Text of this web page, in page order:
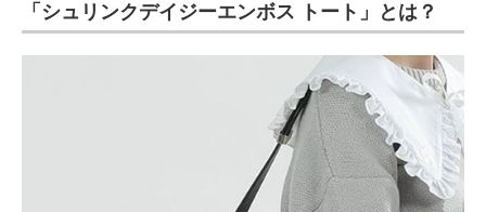
エネルギーの専門メディア
建設×テクノロジーの最前線
「シュリンクデイジーエンボス トート」とは？